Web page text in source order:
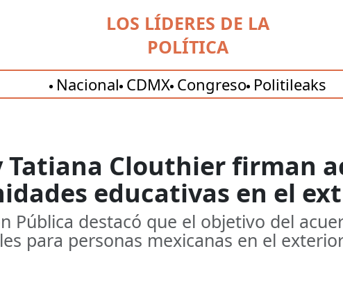
LOS LÍDERES DE LA
POLÍTICA
Nacional CDMX Congreso Politileaks
Tatiana Clouthier firman
educativas en el
Pública destacó que el objetivo del
para personas mexicanas en el